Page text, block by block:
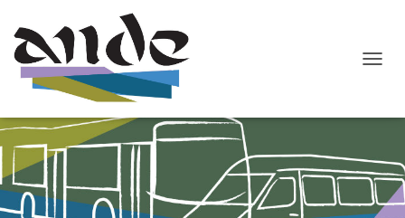
R
/
F
E